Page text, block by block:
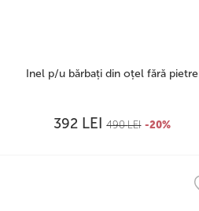
Inel p/u bărbați din oțel fără pietre
392 LEI 490LEI -20%